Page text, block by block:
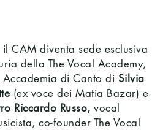
CAM diventa sede esclusiva
della The Vocal Academy,
Accademia di Canto di Silvia
(ex voce dei Matia Bazar) e
Riccardo Russo, vocal
co-founder The Vocal